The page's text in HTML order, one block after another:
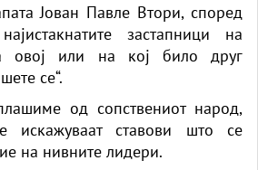
Јован Павле Втори, според
застапници на
овој или на кој било друг
се“.
од сопствениот народ,
искажуваат ставови што се
на нивните лидери.